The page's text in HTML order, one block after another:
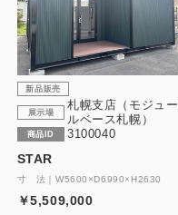
新品販売
展示場
札幌支店（モジュー
ルベース札幌）
商品ID 3100040
STAR
寸 法｜W5600×D6990×H2630
￥5,509,000